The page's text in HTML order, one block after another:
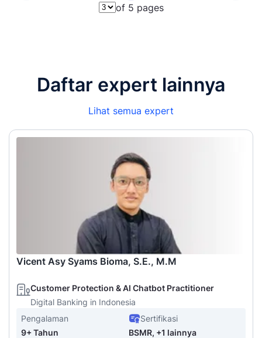
Pilih halaman
of 5 pages
Daftar expert lainnya
Lihat semua expert
Vicent Asy Syams Bioma, S.E., M.M
Customer Protection & AI Chatbot Practitioner
Digital Banking in Indonesia
Pengalaman
9+ Tahun
Sertifikasi
BSMR, +1 lainnya